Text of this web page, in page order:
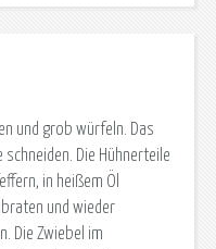
und grob würfeln. Das
schneiden. Die Hühnerteile
in heißem Öl
und wieder
Die Zwiebel im